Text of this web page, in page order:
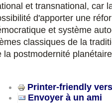
et transnational, car
d'apporter une
et système
classiques de la
la postmodernité
Printer-friendly
Envoyer à un ami